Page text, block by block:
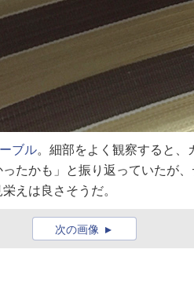
ブル。細部をよく観察すると
たかも」と振り返っていたが
えは良さそうだ。
次の画像